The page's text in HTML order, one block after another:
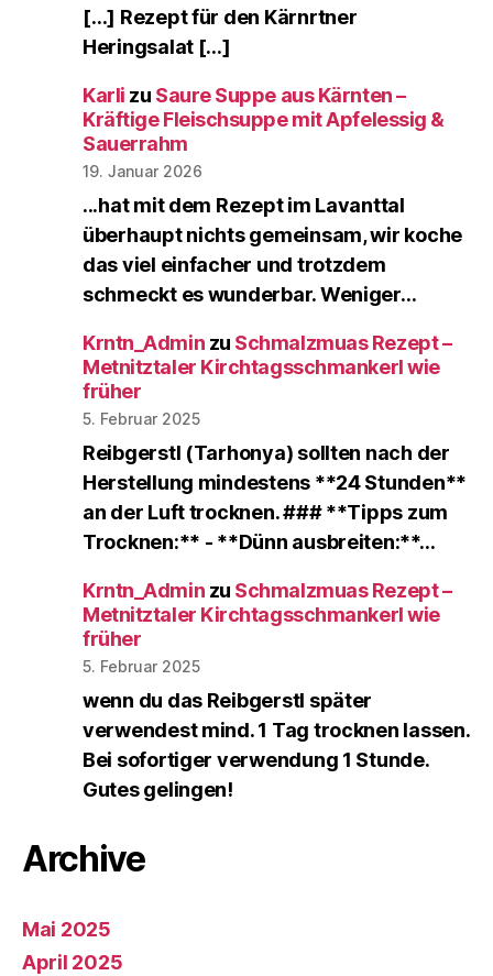
[…] Rezept für den Kärnrtner
Heringsalat […]
Karli zu Saure Suppe aus Kärnten –
Kräftige Fleischsuppe mit Apfelessig &
Sauerrahm
19. Januar 2026
...hat mit dem Rezept im Lavanttal
überhaupt nichts gemeinsam, wir koche
das viel einfacher und trotzdem
schmeckt es wunderbar. Weniger…
Krntn_Admin zu Schmalzmuas Rezept –
Metnitztaler Kirchtagsschmankerl wie
früher
5. Februar 2025
Reibgerstl (Tarhonya) sollten nach der
Herstellung mindestens **24 Stunden**
an der Luft trocknen. ### **Tipps zum
Trocknen:** - **Dünn ausbreiten:**…
Krntn_Admin zu Schmalzmuas Rezept –
Metnitztaler Kirchtagsschmankerl wie
früher
5. Februar 2025
wenn du das Reibgerstl später
verwendest mind. 1 Tag trocknen lassen.
Bei sofortiger verwendung 1 Stunde.
Gutes gelingen!
Archive
Mai 2025
April 2025